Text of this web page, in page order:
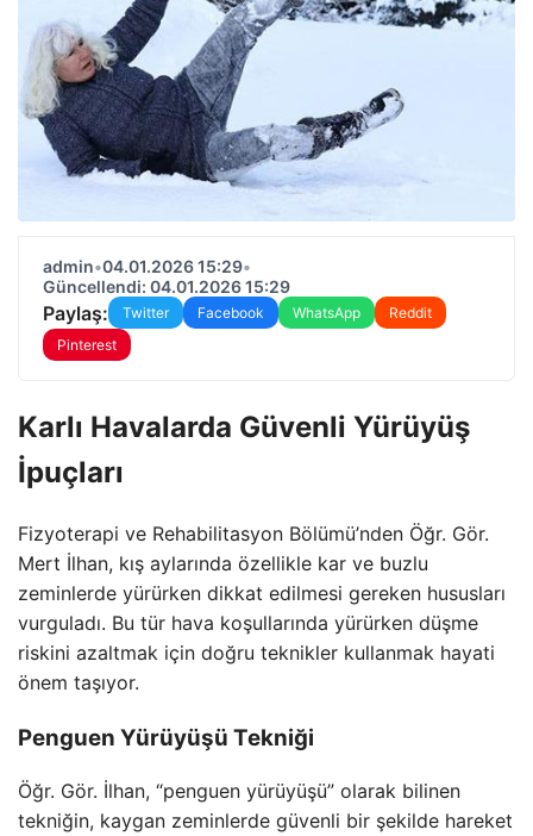
admin•04.01.2026 15:29•
Güncellendi: 04.01.2026 15:29
Paylaş: Twitter Facebook WhatsApp
Reddit
Pinterest
Karlı Havalarda Güvenli Yürüyüş
İpuçları
Fizyoterapi ve Rehabilitasyon Bölümü’nden Öğr. Gör.
Mert İlhan, kış aylarında özellikle kar ve buzlu
zeminlerde yürürken dikkat edilmesi gereken hususları
vurguladı. Bu tür hava koşullarında yürürken düşme
riskini azaltmak için doğru teknikler kullanmak hayati
önem taşıyor.
Penguen Yürüyüşü Tekniği
Öğr. Gör. İlhan, “penguen yürüyüşü” olarak bilinen
tekniğin, kaygan zeminlerde güvenli bir şekilde hareket